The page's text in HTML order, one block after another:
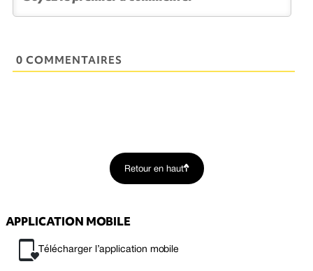
0 COMMENTAIRES
Retour en haut
APPLICATION MOBILE
Télécharger l’application mobile